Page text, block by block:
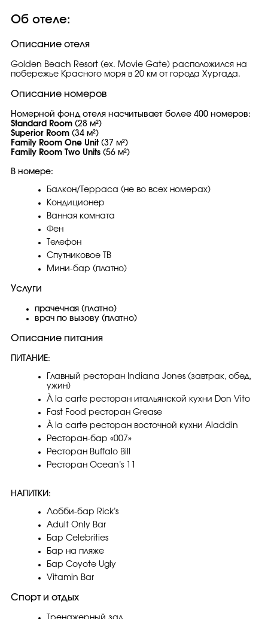
Об отеле:
Описание отеля
Golden Beach Resort (ex. Movie Gate) расположился на
побережье Красного моря в 20 км от города Хургада.
Описание номеров
Номерной фонд отеля насчитывает более 400 номеров:
Standard Room (28 м²)
Superior Room (34 м²)
Family Room One Unit (37 м²)
Family Room Two Units (56 м²)
В номере:
Балкон/Терраса (не во всех номерах)
Кондиционер
Ванная комната
Фен
Телефон
Спутниковое ТВ
Мини-бар (платно)
Услуги
прачечная (платно)
врач по вызову (платно)
Описание питания
ПИТАНИЕ:
Главный ресторан Indiana Jones (завтрак, обед,
ужин)
À la carte ресторан итальянской кухни Don Vito
Fast Food ресторан Grease
À la carte ресторан восточной кухни Aladdin
Ресторан-бар «007»‎
Ресторан Buffalo Bill
Ресторан Ocean’s 11
НАПИТКИ:
Лобби-бар Rick’s
Adult Only Bar
Бар Celebrities
Бар на пляже
Бар Coyote Ugly
Vitamin Bar
Спорт и отдых